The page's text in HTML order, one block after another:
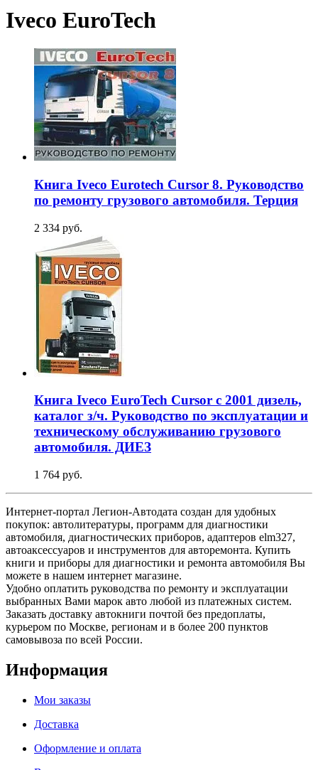
Iveco EuroTech
Книга Iveco Eurotech Cursor 8. Руководство
по ремонту грузового автомобиля. Терция
2 334 руб.
Книга Iveco EuroTech Cursor с 2001 дизель,
каталог з/ч. Руководство по эксплуатации и
техническому обслуживанию грузового
автомобиля. ДИЕЗ
1 764 руб.
Интернет-портал Легион-Автодата создан для удобных
покупок: автолитературы, программ для диагностики
автомобиля, диагностических приборов, адаптеров elm327,
автоаксессуаров и инструментов для авторемонта. Купить
книги и приборы для диагностики и ремонта автомобиля Вы
можете в нашем интернет магазине.
Удобно оплатить руководства по ремонту и эксплуатации
выбранных Вами марок авто любой из платежных систем.
Заказать доставку автокниги почтой без предоплаты,
курьером по Москве, регионам и в более 200 пунктов
самовывоза по всей России.
Информация
Мои заказы
Доставка
Оформление и оплата